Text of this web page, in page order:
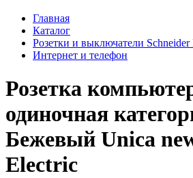
Главная
Каталог
Розетки и выключатели Schneider
Интернет и телефон
Розетка
одиночная
Бежевый Unica
Electric